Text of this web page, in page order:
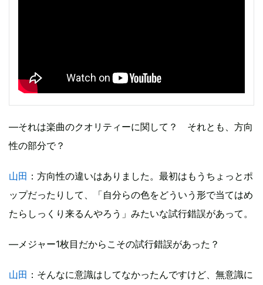
―それは楽曲のクオリティーに関して？ それとも、方向
性の部分で？
山田 ：方向性の違いはありました。最初はもうちょっとポ
ップだったりして、「自分らの色をどういう形で当てはめ
たらしっくり来るんやろう」みたいな試行錯誤があって。
―メジャー1枚目だからこその試行錯誤があった？
山田 ：そんなに意識はしてなかったんですけど、無意識に